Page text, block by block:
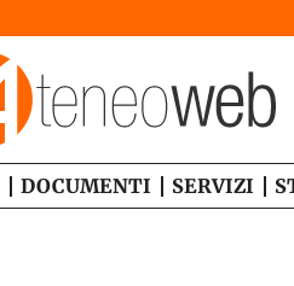
DOCUMENTI SERVIZI